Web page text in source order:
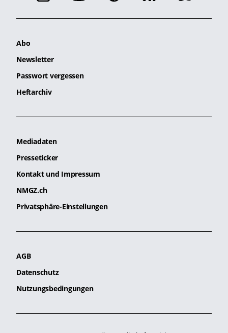
Abo
Newsletter
Passwort vergessen
Heftarchiv
Mediadaten
Presseticker
Kontakt und Impressum
NMGZ.ch
Privatsphäre-Einstellungen
AGB
Datenschutz
Nutzungsbedingungen